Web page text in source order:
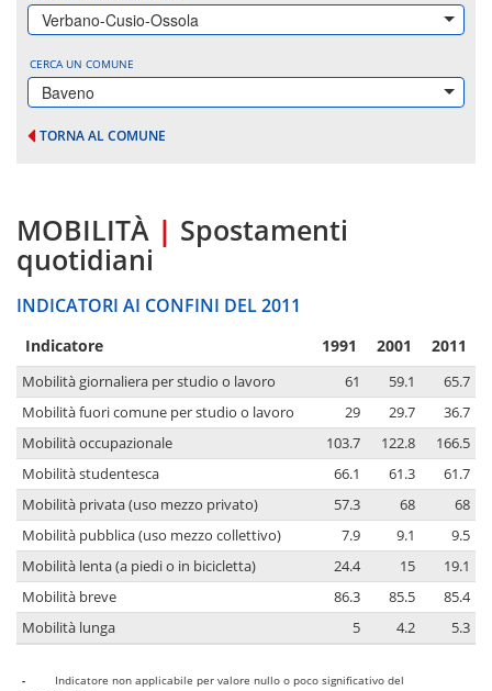
Verbano-Cusio-Ossola
CERCA UN COMUNE
Baveno
TORNA AL COMUNE
MOBILITÀ | Spostamenti
quotidiani
INDICATORI AI CONFINI DEL 2011
Indicatore 1991 2001 2011
Mobilità giornaliera per studio o lavoro 61 59.1
65.7
Mobilità fuori comune per studio o lavoro
29 29.7
36.7
Mobilità occupazionale
103.7 122.8
166.5
Mobilità studentesca
66.1 61.3
61.7
Mobilità privata (uso mezzo privato)
57.3 68
68
Mobilità pubblica (uso mezzo collettivo)
7.9 9.1
9.5
Mobilità lenta (a piedi o in bicicletta)
24.4 15
19.1
Mobilità breve
86.3 85.5
85.4
Mobilità lunga
5 4.2 5.3
-
Indicatore non applicabile per valore nullo o poco significativo del